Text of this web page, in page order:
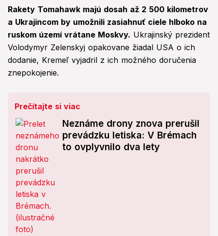
Rakety Tomahawk majú dosah až 2 500 kilometrov
a Ukrajincom by umožnili zasiahnuť ciele hlboko na
ruskom území vrátane Moskvy. Ukrajinský prezident
Volodymyr Zelenskyj opakovane žiadal USA o ich
dodanie, Kremeľ vyjadril z ich možného doručenia
znepokojenie.
Prečítajte si viac
Neznáme drony znova prerušil
prevádzku letiska: V Brémach
to ovplyvnilo dva lety